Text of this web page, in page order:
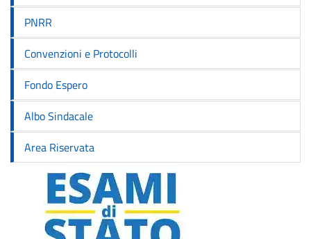
PNRR
Convenzioni e Protocolli
Fondo Espero
Albo Sindacale
Area Riservata